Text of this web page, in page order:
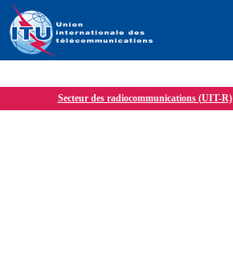
Secteur des radiocommunications (UIT-R)